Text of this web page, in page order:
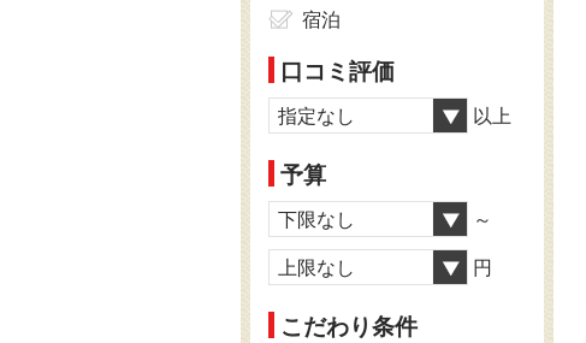
宿泊
口コミ評価
指定なし 以上
予算
下限なし ～
上限なし 円
こだわり条件